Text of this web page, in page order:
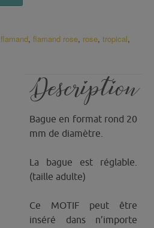
flamand, flamand rose, rose, tropical,
Description
Bague en format rond 20
mm de diamètre.
La bague est réglable.
(taille adulte)
Ce MOTIF peut être
inséré dans n’importe